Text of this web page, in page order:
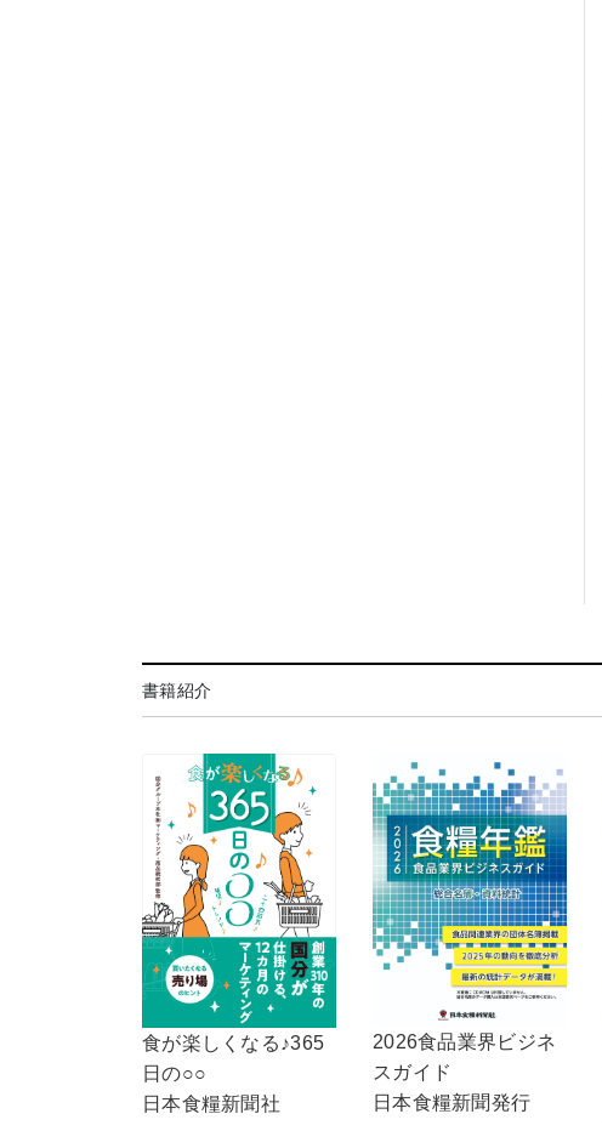
書籍紹介
食が楽しくなる♪365
日の○○
日本食糧新聞社
2026食品業界ビジネ
スガイド
日本食糧新聞発行